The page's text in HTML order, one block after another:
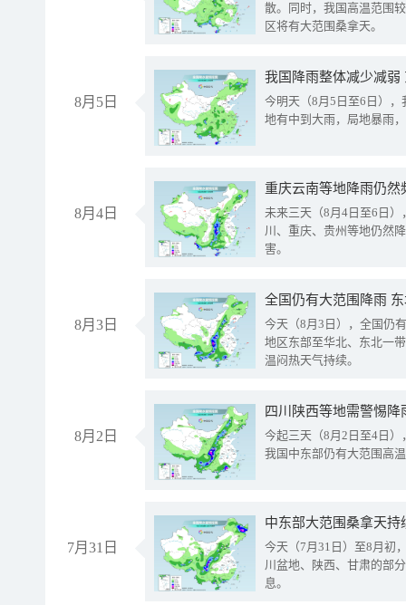
散。同时，我国高温范围
区将有大范围桑拿天。
8月5日
我国降雨整体减少减弱
今明天（8月5日至6日）
地有中到大雨，局地暴雨
8月4日
重庆云南等地降雨仍然
未来三天（8月4日至6日
川、重庆、贵州等地仍然
害。
8月3日
全国仍有大范围降雨
今天（8月3日），全国仍
地区东部至华北、东北一
温闷热天气持续。
8月2日
今起三天（8月2日至4日
我国中东部仍有大范围高
7月31日
中东部大范围桑拿天
今天（7月31日）至8月初
川盆地、陕西、甘肃的部
息。